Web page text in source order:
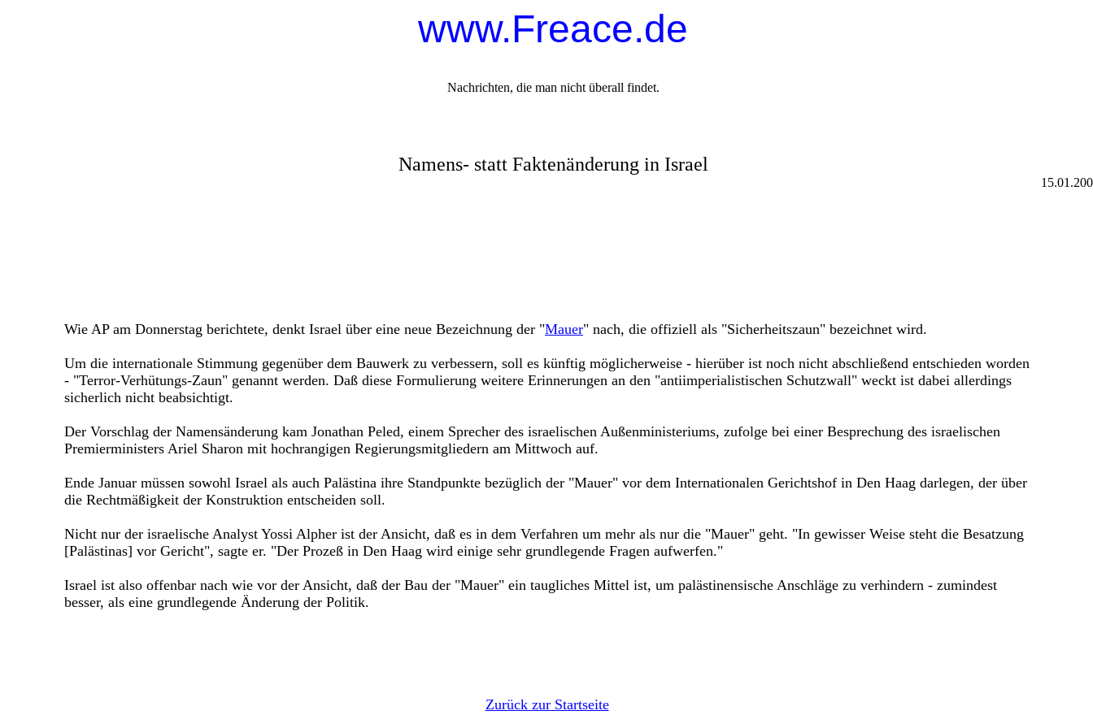
www.Freace.de
Nachrichten, die man nicht überall findet.
Namens- statt Faktenänderung in Israel
Wie AP am Donnerstag berichtete, denkt Israel über eine neue Bezeichnung der "Mauer" nach, die offiziell als "Sicherheitszaun" bezeichnet wird.
Um die internationale Stimmung gegenüber dem Bauwerk zu verbessern, soll es künftig möglicherweise - hierüber ist noch nicht abschließend entschieden worden
- "Terror-Verhütungs-Zaun" genannt werden. Daß diese Formulierung weitere Erinnerungen an den "antiimperialistischen Schutzwall" weckt ist dabei allerdings
sicherlich nicht beabsichtigt.
Der Vorschlag der Namensänderung kam Jonathan Peled, einem Sprecher des israelischen Außenministeriums, zufolge bei einer Besprechung des israelischen
Premierministers Ariel Sharon mit hochrangigen Regierungsmitgliedern am Mittwoch auf.
Ende Januar müssen sowohl Israel als auch Palästina ihre Standpunkte bezüglich der "Mauer" vor dem Internationalen Gerichtshof in Den Haag darlegen, der über
die Rechtmäßigkeit der Konstruktion entscheiden soll.
Nicht nur der israelische Analyst Yossi Alpher ist der Ansicht, daß es in dem Verfahren um mehr als nur die "Mauer" geht. "In gewisser Weise steht die Besatzung
[Palästinas] vor Gericht", sagte er. "Der Prozeß in Den Haag wird einige sehr grundlegende Fragen aufwerfen."
Israel ist also offenbar nach wie vor der Ansicht, daß der Bau der "Mauer" ein taugliches Mittel ist, um palästinensische Anschläge zu verhindern - zumindest
besser, als eine grundlegende Änderung der Politik.
Zurück zur Startseite